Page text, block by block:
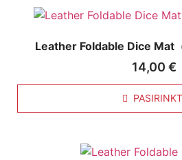
Leather Foldable Dice Mat
14,00 €